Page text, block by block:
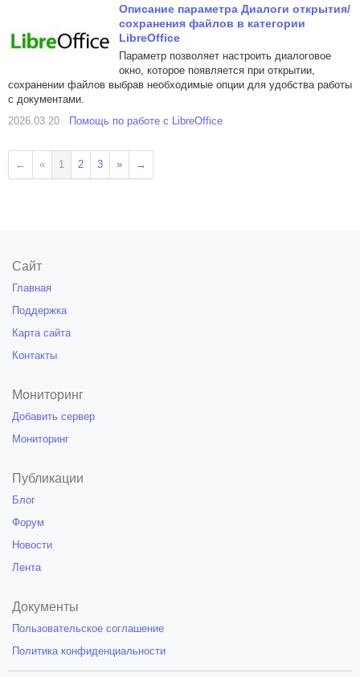
Описание параметра Диалоги открытия/
сохранения файлов в категории
LibreOffice
Параметр позволяет настроить диалоговое
окно, которое появляется при открытии,
сохранении файлов выбрав необходимые опции для удобства работы
с документами.
2026.03.20
Помощь по работе с LibreOffice
← « 1 2 3 » →
Сайт
Главная
Поддержка
Карта сайта
Контакты
Мониторинг
Добавить сервер
Мониторинг
Публикации
Блог
Форум
Новости
Лента
Документы
Пользовательское соглашение
Политика конфиденциальности